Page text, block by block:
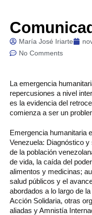
María José Iriarte
No Comments
La emergencia
repercusiones a nivel
es la evidencia del
comienza a ser un
Emergencia humanitaria
Venezuela: Diagnóstico
de la población
de vida, la caída del
alimentos y medicinas;
salud públicos y el
abordados a lo largo de
Acción Solidaria, otras
aliadas y Amnistía